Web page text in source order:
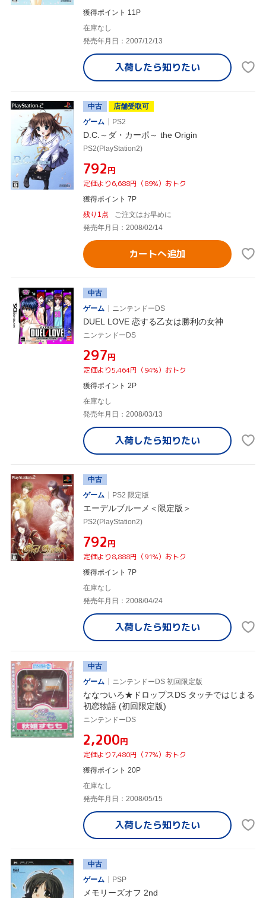
獲得ポイント 11P
在庫なし
発売年月日：2007/12/13
入荷したら知りたい
中古
店舗受取可
ゲーム
PS2
D.C.～ダ・カーポ～ the Origin
PS2(PlayStation2)
¥792円
定価より6,688円（89%）おトク
獲得ポイント 7P
残り1点
ご注文はお早めに
発売年月日：2008/02/14
カートへ追加
中古
ゲーム
ニンテンドーDS
DUEL LOVE 恋する乙女は勝利の女神
ニンテンドーDS
¥297円
定価より5,464円（94%）おトク
獲得ポイント 2P
在庫なし
発売年月日：2008/03/13
入荷したら知りたい
中古
ゲーム
PS2 限定版
エーデルブルーメ＜限定版＞
PS2(PlayStation2)
¥792円
定価より8,888円（91%）おトク
獲得ポイント 7P
在庫なし
発売年月日：2008/04/24
入荷したら知りたい
中古
ゲーム
ニンテンドーDS 初回限定版
ななついろ★ドロップスDS タッチではじまる
初恋物語 (初回限定版)
ニンテンドーDS
¥2,200円
定価より7,480円（77%）おトク
獲得ポイント 20P
在庫なし
発売年月日：2008/05/15
入荷したら知りたい
中古
ゲーム
PSP
メモリーズオフ 2nd